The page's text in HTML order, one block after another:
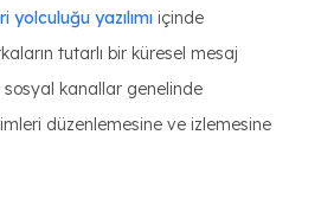
yolculuğu yazılımı içinde
tutarlı bir küresel mesaj
kanallar genelinde
düzenlemesine ve izlemesine